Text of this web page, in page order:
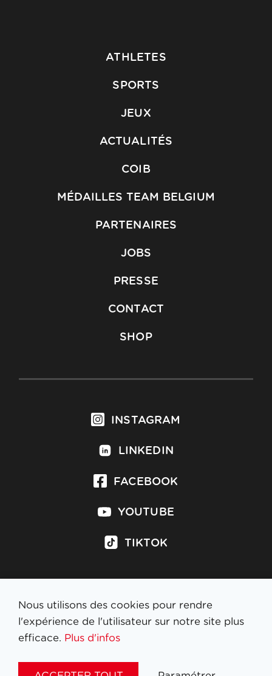
ATHLETES
SPORTS
JEUX
ACTUALITÉS
COIB
MÉDAILLES TEAM BELGIUM
PARTENAIRES
JOBS
PRESSE
CONTACT
SHOP
INSTAGRAM
LINKEDIN
FACEBOOK
YOUTUBE
TIKTOK
S'inscrire à la newsletter
Nous utilisons des cookies pour rendre
l'expérience de l'utilisateur sur notre site plus
efficace. Plus d'infos